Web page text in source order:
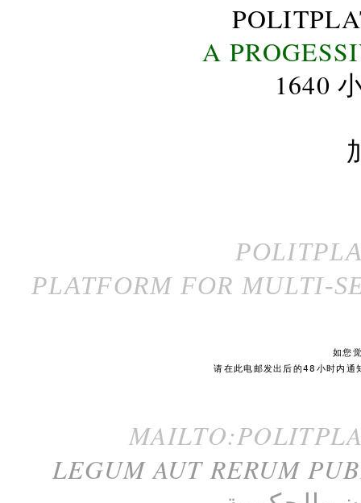
A
1640
PLATFORM FOR MULTI-
如您
请在此电邮发出后的48小时内通
LEGUM AUT RERUM